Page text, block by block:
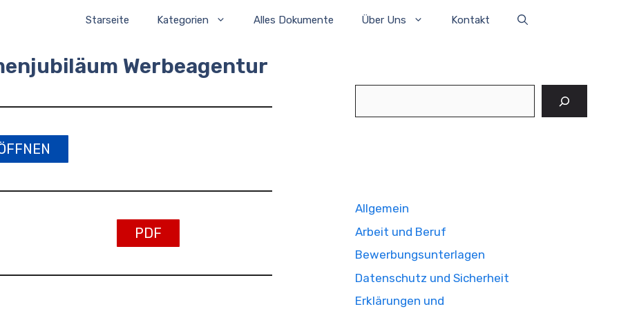
Starseite Kategorien Alles Dokumente Über Uns Kontakt
Werbeagentur
PDF
Allgemein
Arbeit und Beruf
Bewerbungsunterlagen
Datenschutz und Sicherheit
Erklärungen und